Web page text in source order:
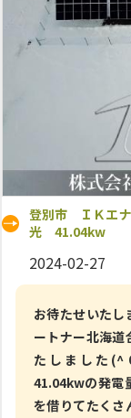
登別市 ＩＫエ
光 41.04kw
2024-02-27
お待たせいたし
ートナー北海道
たしました(^
41.04kwの発電
を借りてたくさ